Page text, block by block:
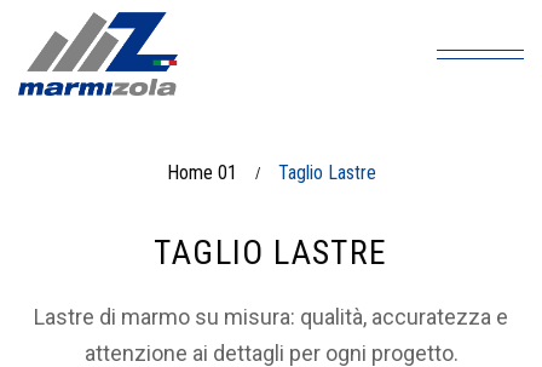
Home 01 / Taglio Lastre
TAGLIO LASTRE
Lastre di marmo su misura: qualità, accuratezza e
attenzione ai dettagli per ogni progetto.